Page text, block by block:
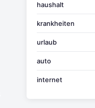
haushalt
krankheiten
urlaub
auto
internet